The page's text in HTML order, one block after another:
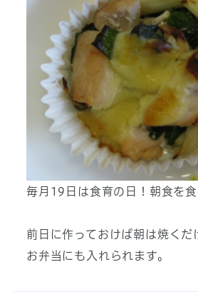
毎月19日は食育の日！朝食を食
前日に作っておけば朝は焼くだ
お弁当にも入れられます。